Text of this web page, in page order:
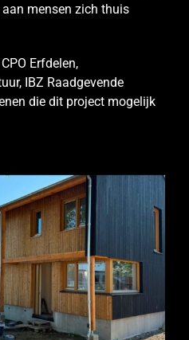
mensen zich thuis
Erfdelen,
IBZ Raadgevende
die dit project mogelijk